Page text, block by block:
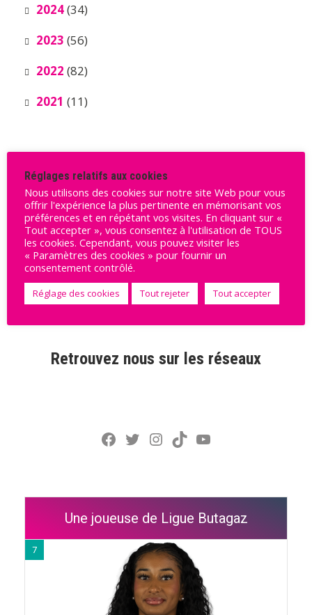
2024(34)
2023 (56)
2022 (82)
2021 (11)
Ils nous soutiennent
Retrouvez nous sur les réseaux
Facebook
Twitter
Instagram
TikTokYouTube
Une joueuse de Ligue Butagaz
7
Réglages relatifs aux cookies
Nous utilisons des cookies sur notre site Web pour vous
offrir l'expérience la plus pertinente en mémorisant vos
préférences et en répétant vos visites. En cliquant sur «
Tout accepter », vous consentez à l'utilisation de TOUS
les cookies. Cependant, vous pouvez visiter les
« Paramètres des cookies » pour fournir un
consentement contrôlé.
Réglage des cookies Tout rejeter Tout accepter